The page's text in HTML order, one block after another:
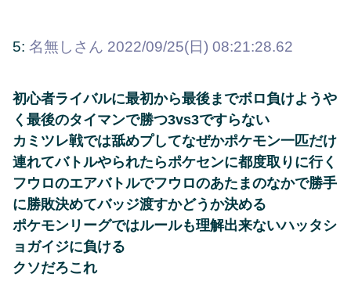
5: 名無しさん 2022/09/25(日) 08:21:28.62
初心者ライバルに最初から最後までボロ負けようや
く最後のタイマンで勝つ3vs3ですらない
カミツレ戦では舐めプしてなぜかポケモン一匹だけ
連れてバトルやられたらポケセンに都度取りに行く
フウロのエアバトルでフウロのあたまのなかで勝手
に勝敗決めてバッジ渡すかどうか決める
ポケモンリーグではルールも理解出来ないハッタシ
ョガイジに負ける
クソだろこれ